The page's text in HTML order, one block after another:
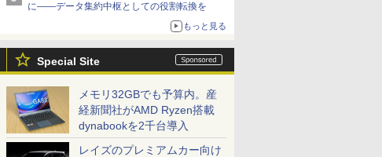
に――データ集約中枢としての役割転換を
もっと見る
Special Site
メモリ32GBでも予算内。産
経新聞社がAMD Ryzen搭載
dynabookを2千台導入
レイズのプレミアムカー向け